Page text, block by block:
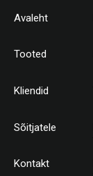
Avaleht
Tooted
Kliendid
Sõitjatele
Kontakt